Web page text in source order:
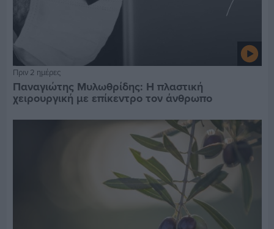
Πριν 2 ημέρες
Παναγιώτης Μυλωθρίδης: Η πλαστική
χειρουργική με επίκεντρο τον άνθρωπο